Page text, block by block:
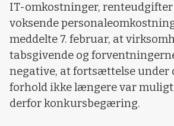
IT-omkostninger,
voksende
meddelte 7. februar, at
tabsgivende og
negative, at fortsættelse under
forhold ikke længere var
derfor konkursbegæring.